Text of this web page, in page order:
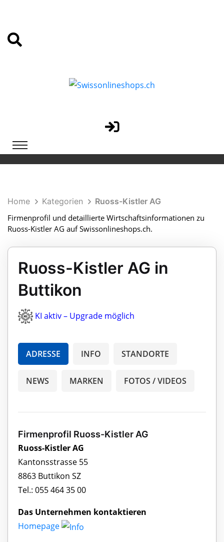
Home Kategorien
Ruoss-Kistler AG
Firmenprofil und detaillierte Wirtschaftsinformationen zu
Ruoss-Kistler AG auf Swissonlineshops.ch.
Ruoss-Kistler AG in
Buttikon
KI aktiv – Upgrade möglich
ADRESSE INFO STANDORTE
NEWS MARKEN FOTOS / VIDEOS
Firmenprofil Ruoss-Kistler AG
Ruoss-Kistler AG
Kantonsstrasse 55
8863 Buttikon SZ
Tel.: 055 464 35 00
Das Unternehmen kontaktieren
Homepage